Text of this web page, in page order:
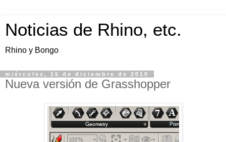
Noticias de Rhino, etc.
Rhino y Bongo
miércoles, 15 de diciembre de 2010
Nueva versión de Grasshopper